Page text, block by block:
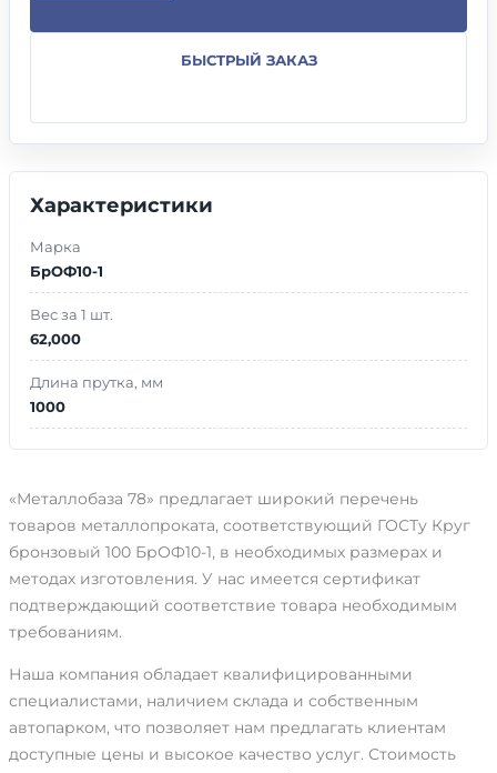
БЫСТРЫЙ ЗАКАЗ
Характеристики
Марка
БрОФ10-1
Вес за 1 шт.
62,000
Длина прутка, мм
1000
«Металлобаза 78» предлагает широкий перечень
товаров металлопроката, соответствующий ГОСТу Круг
бронзовый 100 БрОФ10-1, в необходимых размерах и
методах изготовления. У нас имеется сертификат
подтверждающий соответствие товара необходимым
требованиям.
Наша компания обладает квалифицированными
специалистами, наличием склада и собственным
автопарком, что позволяет нам предлагать клиентам
доступные цены и высокое качество услуг. Стоимость